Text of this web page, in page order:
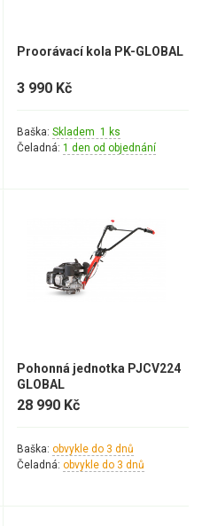
Proorávací kola PK-GLOBAL
3 990 Kč
Baška: Skladem 1 ks
Čeladná: 1 den od objednání
Pohonná jednotka PJCV224
GLOBAL
28 990 Kč
Baška: obvykle do 3 dnů
Čeladná: obvykle do 3 dnů